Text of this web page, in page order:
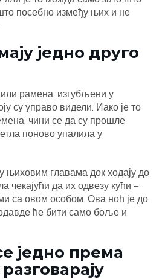
посебно између њих и не
једно друго
или рамена, изгубљени у
су управо видели. Иако је то
чини се да су прошле
поново упалила у
њиховим главама док ходају до
чекајући да их одвезу кући –
са овом особом. Ова ноћ је до
ће бити само боље и
једно према